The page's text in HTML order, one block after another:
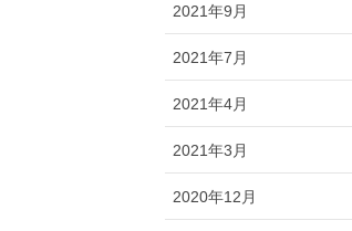
2021年9月
2021年7月
2021年4月
2021年3月
2020年12月